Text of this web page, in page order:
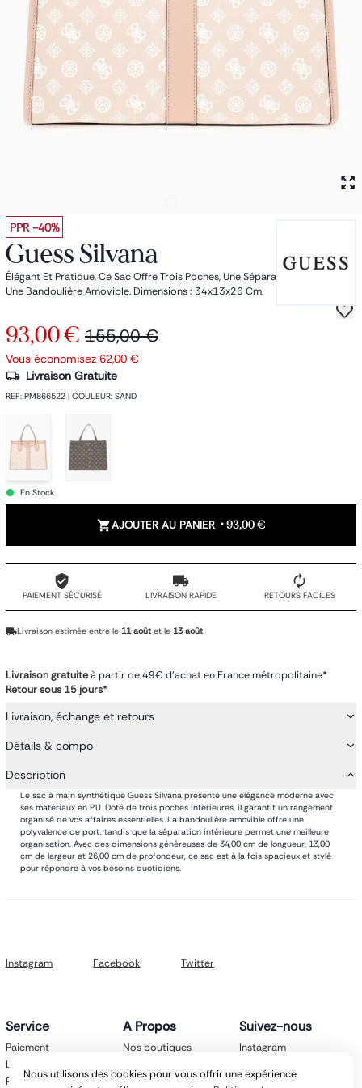
Porte monnaie
Bagagerie
Bagages
Accessoires
Sac de voyage
Nos conseils
Nos Marques
PPR -40%
Guess Silvana
Élégant Et Pratique, Ce Sac Offre Trois Poches, Une Séparation Intérieure Et
Une Bandoulière Amovible. Dimensions : 34x13x26 Cm.
93,00 € 155,00 €
Vous économisez 62,00 €
Livraison Gratuite
REF: PM866522 | COULEUR: SAND
En Stock
AJOUTER AU PANIER • 93,00 €
PAIEMENT SÉCURISÉ LIVRAISON RAPIDE RETOURS FACILES
Livraison estimée entre le 11 août et le 13 août
Livraison gratuiteà partir de 49€ d'achat en France métropolitaine*
Retour sous 15 jours*
Livraison, échange et retours
Détails & compo
Description
Le sac à main synthétique Guess Silvana présente une élégance moderne avec
ses matériaux en P.U. Doté de trois poches intérieures, il garantit un rangement
organisé de vos affaires essentielles. La bandoulière amovible offre une
polyvalence de port, tandis que la séparation intérieure permet une meilleure
organisation. Avec des dimensions généreuses de 34,00 cm de longueur, 13,00
cm de largeur et 26,00 cm de profondeur, ce sac est à la fois spacieux et stylé
pour répondre à vos besoins quotidiens.
Instagram Facebook Twitter
Service
Paiement
Livraison
Retours
A Propos
Nos boutiques
Mentions légales
Suivez-nous
Instagram
Twitter
Nous utilisons des cookies pour vous offrir une expérience